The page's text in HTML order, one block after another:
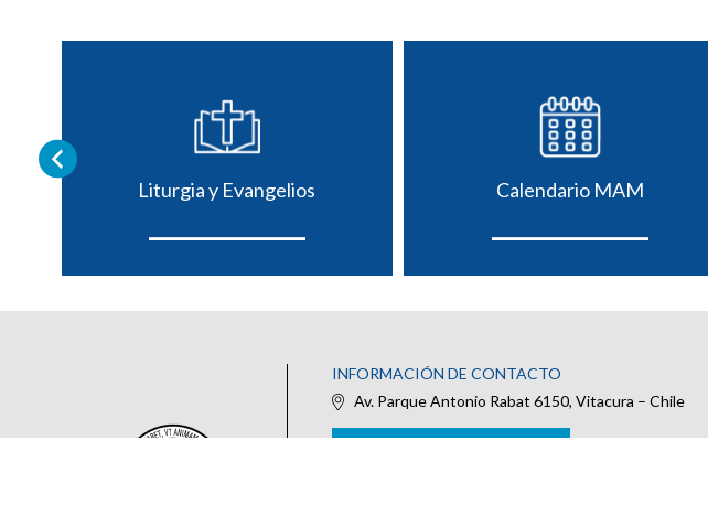
Liturgia y Evangelios Calendario MAM
INFORMACIÓN DE CONTACTO
Av. Parque Antonio Rabat 6150, Vitacura – Chile